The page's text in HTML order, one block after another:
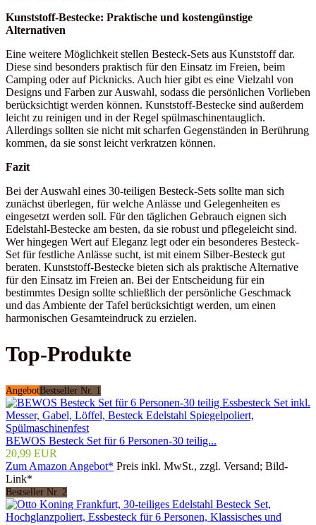
Kunststoff-Bestecke: Praktische und kostengünstige
Alternativen
Eine weitere Möglichkeit stellen Besteck-Sets aus Kunststoff dar.
Diese sind besonders praktisch für den Einsatz im Freien, beim
Camping oder auf Picknicks. Auch hier gibt es eine Vielzahl von
Designs und Farben zur Auswahl, sodass die persönlichen Vorlieben
berücksichtigt werden können. Kunststoff-Bestecke sind außerdem
leicht zu reinigen und in der Regel spülmaschinentauglich.
Allerdings sollten sie nicht mit scharfen Gegenständen in Berührung
kommen, da sie sonst leicht verkratzen können.
Fazit
Bei der Auswahl eines 30-teiligen Besteck-Sets sollte man sich
zunächst überlegen, für welche Anlässe und Gelegenheiten es
eingesetzt werden soll. Für den täglichen Gebrauch eignen sich
Edelstahl-Bestecke am besten, da sie robust und pflegeleicht sind.
Wer hingegen Wert auf Eleganz legt oder ein besonderes Besteck-
Set für festliche Anlässe sucht, ist mit einem Silber-Besteck gut
beraten. Kunststoff-Bestecke bieten sich als praktische Alternative
für den Einsatz im Freien an. Bei der Entscheidung für ein
bestimmtes Design sollte schließlich der persönliche Geschmack
und das Ambiente der Tafel berücksichtigt werden, um einen
harmonischen Gesamteindruck zu erzielen.
Top-Produkte
AngebotBestseller Nr. 1
BEWOS Besteck Set für 6 Personen-30 teilig...
20,99 EUR
Zum Amazon Angebot* Preis inkl. MwSt., zzgl. Versand; Bild-
Link*
Bestseller Nr. 2